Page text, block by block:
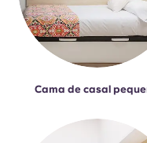
Cama de casal